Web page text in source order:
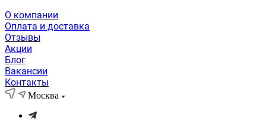
О компании
Оплата и доставка
Отзывы
Акции
Блог
Вакансии
Контакты
Москва